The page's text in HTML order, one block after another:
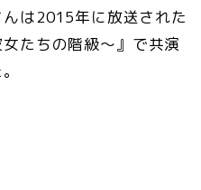
は2015年に放送された
たちの階級～』で共演